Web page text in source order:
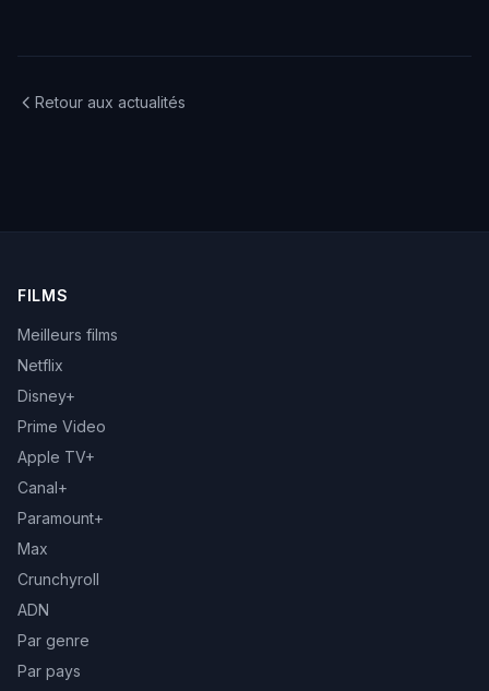
Retour aux actualités
FILMS
Meilleurs films
Netflix
Disney+
Prime Video
Apple TV+
Canal+
Paramount+
Max
Crunchyroll
ADN
Par genre
Par pays